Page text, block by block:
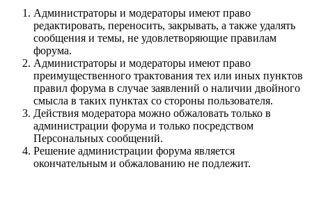
Администраторы и модераторы имеют право
редактировать, переносить, закрывать, а также удалять
сообщения и темы, не удовлетворяющие правилам
форума.
Администраторы и модераторы имеют право
преимущественного трактования тех или иных пунктов
правил форума в случае заявлений о наличии двойного
смысла в таких пунктах со стороны пользователя.
Действия модератора можно обжаловать только в
администрации форума и только посредством
Персональных сообщений.
Решение администрации форума является
окончательным и обжалованию не подлежит.